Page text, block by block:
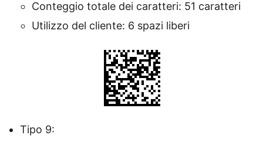
Conteggio totale dei caratteri: 51 caratteri
Utilizzo del cliente: 6 spazi liberi
Tipo 9: